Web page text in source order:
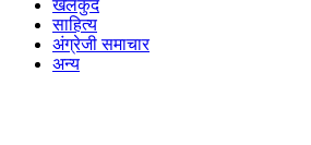
खेलकुद
साहित्य
अंग्रेजी समाचार
अन्य